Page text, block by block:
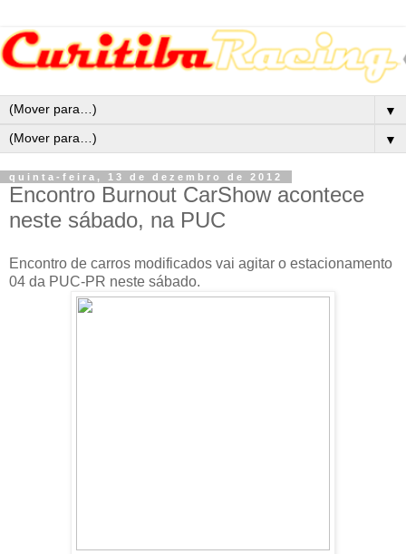
▼
▼
quinta-feira, 13 de dezembro de 2012
Encontro Burnout CarShow acontece
neste sábado, na PUC
Encontro de carros modificados vai agitar o estacionamento
04 da PUC-PR neste sábado.